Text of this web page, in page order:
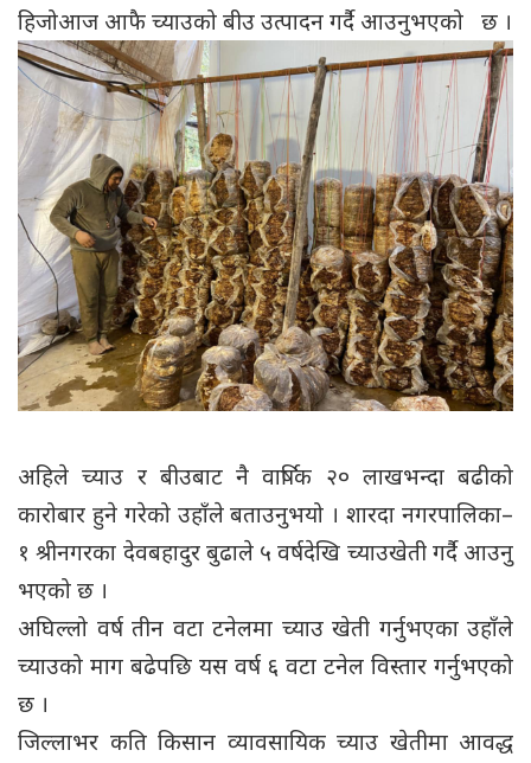
हिजोआज आफै च्याउको बीउ उत्पादन गर्दै आउनुभएको छ ।
अहिले च्याउ र बीउबाट नै वार्षिक २० लाखभन्दा बढीको
कारोबार हुने गरेको उहाँले बताउनुभयो । शारदा नगरपालिका–
१ श्रीनगरका देवबहादुर बुढाले ५ वर्षदेखि च्याउखेती गर्दै आउनु
भएको छ ।
अघिल्लो वर्ष तीन वटा टनेलमा च्याउ खेती गर्नुभएका उहाँले
च्याउको माग बढेपछि यस वर्ष ६ वटा टनेल विस्तार गर्नुभएको
छ ।
जिल्लाभर कति किसान व्यावसायिक च्याउ खेतीमा आवद्ध